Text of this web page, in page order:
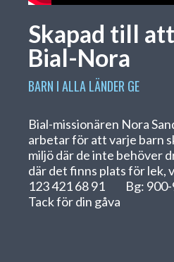
Skapad till
Bial-Nora
BARN I ALLA LÄNDER GE
Bial-missionären Nora
arbetar för att varje barn
miljö där de inte behöver
där det finns plats för lek,
123 421 68 91⠀⠀ Bg: 900-
Tack för din gåva